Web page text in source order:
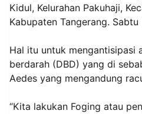
Kidul, Kelurahan Pakuhaji,
Kabupaten Tangerang.
Hal itu untuk mengantisipasi
berdarah (DBD) yang di
Aedes yang mengandung
“Kita lakukan Foging atau